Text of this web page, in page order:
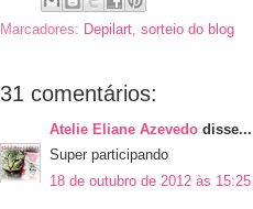
Marcadores: Depilart, sorteio do blog
31 comentários:
Atelie Eliane Azevedo disse...
Super participando
18 de outubro de 2012 às 15:25